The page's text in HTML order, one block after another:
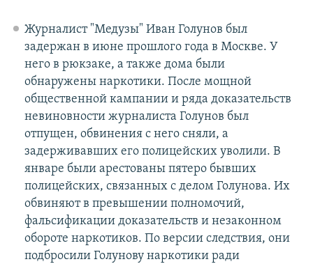
Журналист "Медузы" Иван Голунов был
задержан в июне прошлого года в Москве. У
него в рюкзаке, а также дома были
обнаружены наркотики. После мощной
общественной кампании и ряда доказательств
невиновности журналиста Голунов был
отпущен, обвинения с него сняли, а
задерживавших его полицейских уволили. В
январе были арестованы пятеро бывших
полицейских, связанных с делом Голунова. Их
обвиняют в превышении полномочий,
фальсификации доказательств и незаконном
обороте наркотиков. По версии следствия, они
подбросили Голунову наркотики ради